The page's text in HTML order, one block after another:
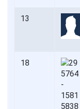
13
18